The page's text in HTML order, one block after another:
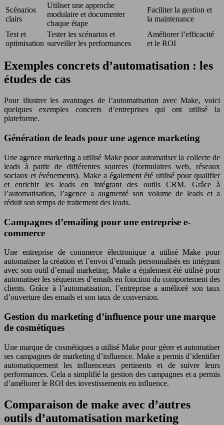
Scénarios
clairs
Utiliser une approche
modulaire et documenter
chaque étape
Faciliter la gestion et
la maintenance
Test et
optimisation
Tester les scénarios et
surveiller les performances
Améliorer l’efficacité
et le ROI
Exemples concrets d’automatisation : les
études de cas
Pour illustrer les avantages de l’automatisation avec Make, voici
quelques exemples concrets d’entreprises qui ont utilisé la
plateforme.
Génération de leads pour une agence marketing
Une agence marketing a utilisé Make pour automatiser la collecte de
leads à partir de différentes sources (formulaires web, réseaux
sociaux et événements). Make a également été utilisé pour qualifier
et enrichir les leads en intégrant des outils CRM. Grâce à
l’automatisation, l’agence a augmenté son volume de leads et a
réduit son temps de traitement des leads.
Campagnes d’emailing pour une entreprise e-
commerce
Une entreprise de commerce électronique a utilisé Make pour
automatiser la création et l’envoi d’emails personnalisés en intégrant
avec son outil d’email marketing. Make a également été utilisé pour
automatiser les séquences d’emails en fonction du comportement des
clients. Grâce à l’automatisation, l’entreprise a amélioré son taux
d’ouverture des emails et son taux de conversion.
Gestion du marketing d’influence pour une marque
de cosmétiques
Une marque de cosmétiques a utilisé Make pour gérer et automatiser
ses campagnes de marketing d’influence. Make a permis d’identifier
automatiquement les influenceurs pertinents et de suivre leurs
performances. Cela a simplifié la gestion des campagnes et a permis
d’améliorer le ROI des investissements en influence.
Comparaison de make avec d’autres
outils d’automatisation marketing